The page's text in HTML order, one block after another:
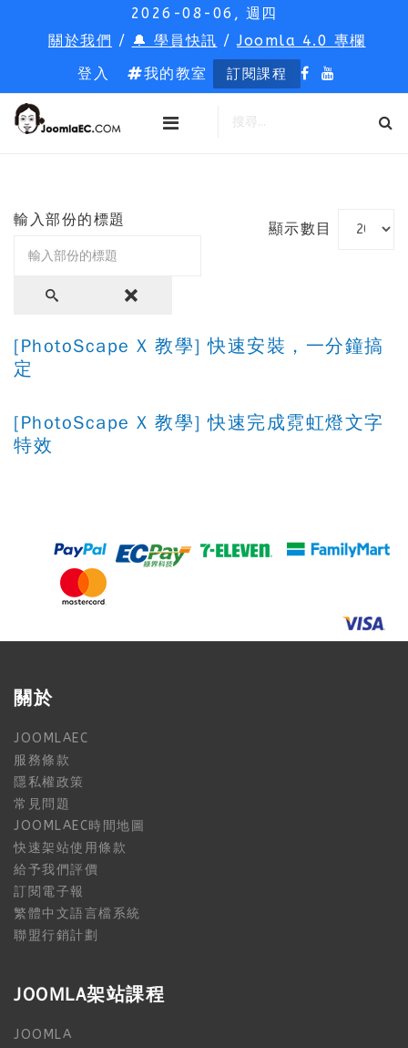
2026-08-06, 週四
關於我們 / 🔔 學員快訊 /Joomla 4.0 專欄
登入
我的教室 訂閱課程
輸入部份的標題
顯示數目
[PhotoScape X 教學] 快速安裝，一分鐘搞
定
[PhotoScape X 教學] 快速完成霓虹燈文字
特效
關於
JOOMLAEC
服務條款
隱私權政策
常見問題
JOOMLAEC時間地圖
快速架站使用條款
給予我們評價
訂閱電子報
繁體中文語言檔系統
聯盟行銷計劃
JOOMLA架站課程
JOOMLA